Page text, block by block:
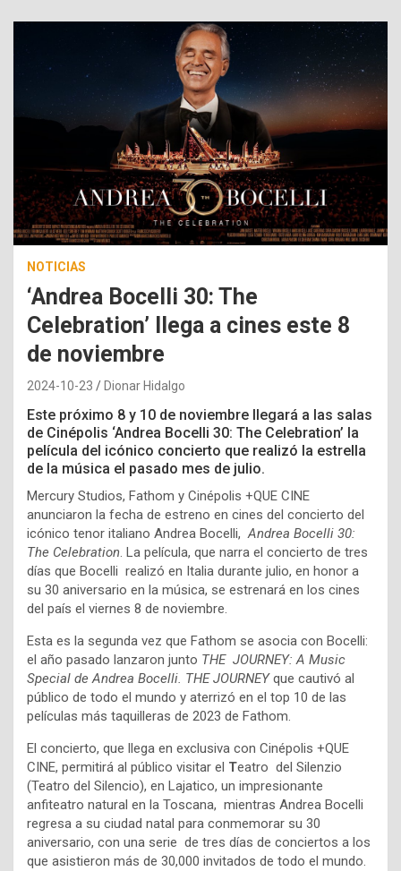
NOTICIAS
‘Andrea Bocelli 30: The
Celebration’ llega a cines este 8
de noviembre
2024-10-23 Dionar Hidalgo
Este próximo 8 y 10 de noviembre llegará a las salas
de Cinépolis ‘Andrea Bocelli 30: The Celebration’ la
película del icónico concierto que realizó la estrella
de la música el pasado mes de julio.
Mercury Studios, Fathom y Cinépolis +QUE CINE
anunciaron la fecha de estreno en cines del concierto del
icónico tenor italiano Andrea Bocelli,Andrea Bocelli 30:
The Celebration. La película, que narra el concierto de tres
días que Bocelli realizó en Italia durante julio, en honor a
su 30 aniversario en la música, se estrenará en los cines
del país el viernes 8 de noviembre.
Esta es la segunda vez que Fathom se asocia con Bocelli:
el año pasado lanzaron junto THE JOURNEY: A Music
Special de Andrea Bocelli. THE JOURNEYque cautivó al
público de todo el mundo y aterrizó en el top 10 de las
películas más taquilleras de 2023 de Fathom.
El concierto, que llega en exclusiva con Cinépolis +QUE
CINE, permitirá al público visitar el Teatro del Silenzio
(Teatro del Silencio), en Lajatico, un impresionante
anfiteatro natural en la Toscana, mientras Andrea Bocelli
regresa a su ciudad natal para conmemorar su 30
aniversario, con una serie de tres días de conciertos a los
que asistieron más de 30,000 invitados de todo el mundo.